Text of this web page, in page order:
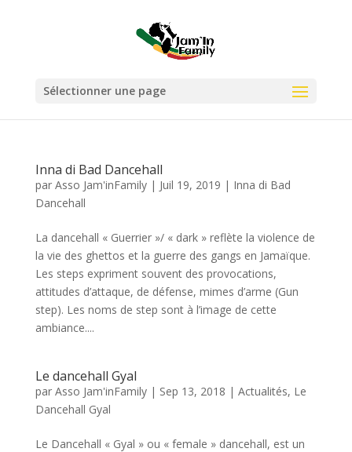
Sélectionner une page
Inna di Bad Dancehall
par Asso Jam'inFamily| Juil 19, 2019 | Inna di Bad
Dancehall
La dancehall « Guerrier »/ « dark » reflète la violence de
la vie des ghettos et la guerre des gangs en Jamaïque.
Les steps expriment souvent des provocations,
attitudes d’attaque, de défense, mimes d’arme (Gun
step). Les noms de step sont à l’image de cette
ambiance....
Le dancehall Gyal
par Asso Jam'inFamily| Sep 13, 2018 | Actualités, Le
Dancehall Gyal
Le Dancehall « Gyal » ou « female » dancehall, est un